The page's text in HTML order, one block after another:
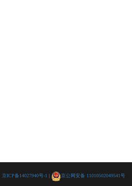
京ICP备14027940号-1 京公网安备 11010502049541号